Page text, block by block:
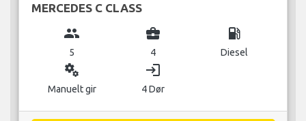
MERCEDES C CLASS
group
5
business_center
4
local_gas_station
Diesel
miscellaneous_services
Manuelt gir
login
4 Dør